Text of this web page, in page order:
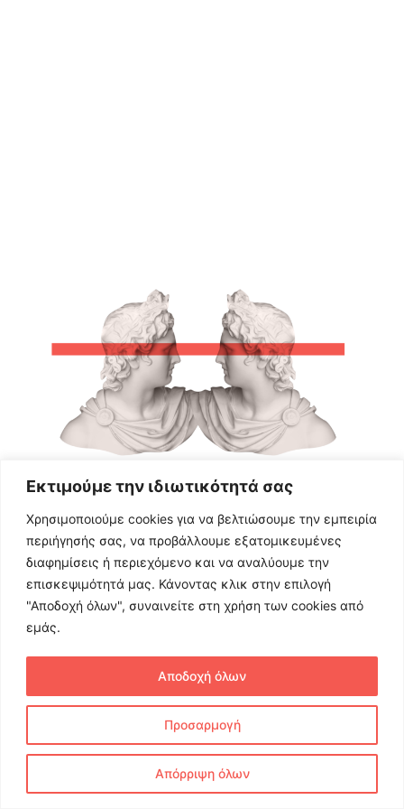
Εκτιμούμε την ιδιωτικότητά σας
Χρησιμοποιούμε cookies για να βελτιώσουμε την εμπειρία
περιήγησής σας, να προβάλλουμε εξατομικευμένες
διαφημίσεις ή περιεχόμενο και να αναλύουμε την
επισκεψιμότητά μας. Κάνοντας κλικ στην επιλογή
"Αποδοχή όλων", συναινείτε στη χρήση των cookies από
εμάς.
Προσαρμογή
Απόρριψη όλων
Αποδοχή όλων